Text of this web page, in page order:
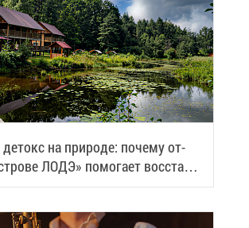
на при­ро­де: по­че­му от­
ЛОДЭ» по­мо­га­ет вос­ста­но­